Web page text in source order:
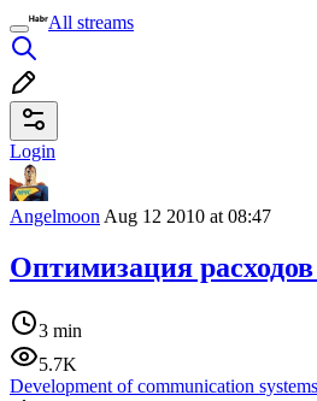
All streams
Login
Angelmoon Aug 12 2010 at 08:47
Оптимизация
3 min
5.7K
Development of communication systems